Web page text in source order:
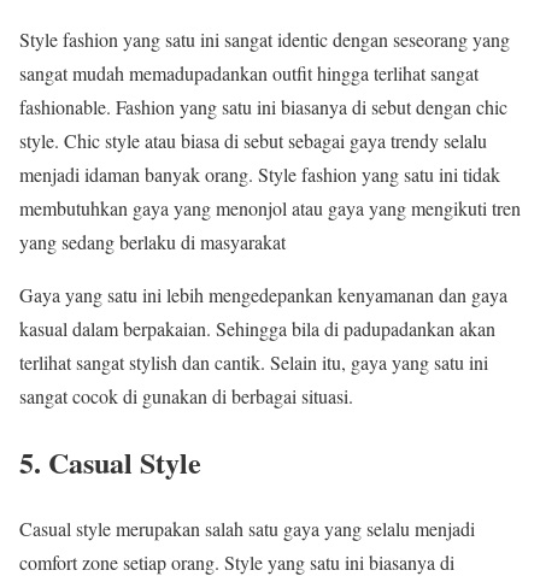
Style fashion yang satu ini sangat identic dengan seseorang yang
sangat mudah memadupadankan outfit hingga terlihat sangat
fashionable. Fashion yang satu ini biasanya di sebut dengan chic
style. Chic style atau biasa di sebut sebagai gaya trendy selalu
menjadi idaman banyak orang. Style fashion yang satu ini tidak
membutuhkan gaya yang menonjol atau gaya yang mengikuti tren
yang sedang berlaku di masyarakat
Gaya yang satu ini lebih mengedepankan kenyamanan dan gaya
kasual dalam berpakaian. Sehingga bila di padupadankan akan
terlihat sangat stylish dan cantik. Selain itu, gaya yang satu ini
sangat cocok di gunakan di berbagai situasi.
5. Casual Style
Casual style merupakan salah satu gaya yang selalu menjadi
comfort zone setiap orang. Style yang satu ini biasanya di